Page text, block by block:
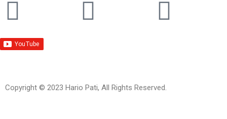
Copyright © 2023 Hario Pati, All Rights Reserved.